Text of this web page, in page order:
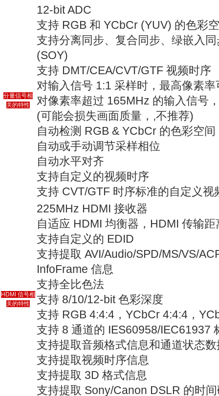
分量信号相
关的特性
12-bit ADC
支持 RGB 和 YCbCr (YUV) 的色彩
支持分离同步、复合同步、绿嵌入
(SOY)
支持 DMT/CEA/CVT/GTF 视频时序
对输入信号 1:1 采样时，最高像素
对像素率超过 165MHz 的输入信号
(可能会损失画面质量，,不推荐)
自动检测 RGB & YCbCr 的色彩空间
自动或手动调节采样相位
自动水平对齐
支持自定义的视频时序
支持 CVT/GTF 时序标准的自定义视
HDMI 信号相
关的特性
225MHz HDMI 接收器
自适应 HDMI 均衡器，HDMI 传输
支持自定义的 EDID
支持提取 AVI/Audio/SPD/MS/VS/
InfoFrame 信息
支持全比色法
支持 8/10/12-bit 色彩深度
支持 RGB 4:4:4，YCbCr 4:4:4，
支持 8 通道的 IES60958/IEC61937
支持提取音频格式信息和通道状态数
支持提取视频时序信息
支持提取 3D 格式信息
支持提取 Sony/Canon DSLR 的时